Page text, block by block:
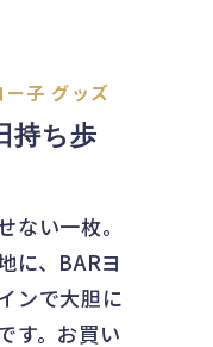
子 グッズ
持ち歩
ない一枚。
に、BARヨ
ンで大胆に
す。お買い